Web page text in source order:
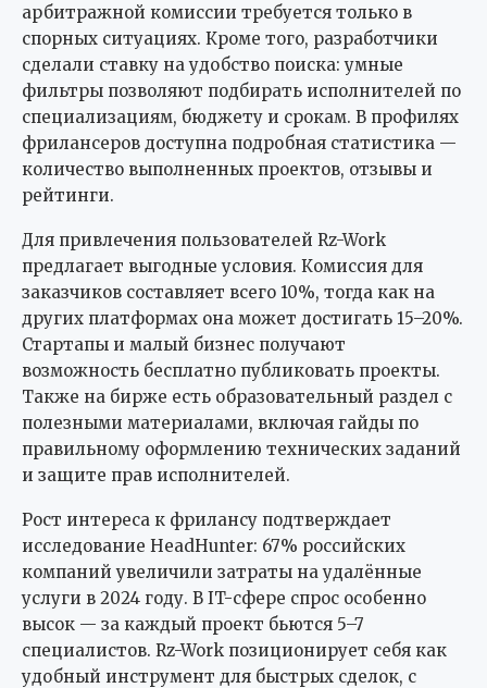
арбитражной комиссии требуется только в
спорных ситуациях. Кроме того, разработчики
сделали ставку на удобство поиска: умные
фильтры позволяют подбирать исполнителей по
специализациям, бюджету и срокам. В профилях
фрилансеров доступна подробная статистика —
количество выполненных проектов, отзывы и
рейтинги.
Для привлечения пользователей Rz-Work
предлагает выгодные условия. Комиссия для
заказчиков составляет всего 10%, тогда как на
других платформах она может достигать 15–20%.
Стартапы и малый бизнес получают
возможность бесплатно публиковать проекты.
Также на бирже есть образовательный раздел с
полезными материалами, включая гайды по
правильному оформлению технических заданий
и защите прав исполнителей.
Рост интереса к фрилансу подтверждает
исследование HeadHunter: 67% российских
компаний увеличили затраты на удалённые
услуги в 2024 году. В IT-сфере спрос особенно
высок — за каждый проект бьются 5–7
специалистов. Rz-Work позиционирует себя как
удобный инструмент для быстрых сделок, с